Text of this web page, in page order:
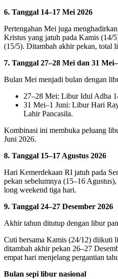
6. Tanggal 14–17 Mei 2026
Pertengahan Mei juga
Kristus yang jatuh pada Kamis (14/
(15/5). Ditambah akhir pekan, total
7. Tanggal 27–28 Mei dan 31
Bulan Mei menjadi bulan dengan
27–28 Mei: Libur Idul Adha
31 Mei–1 Juni: Libur Hari
Lahir Pancasila.
Kombinasi ini membuka peluang
Juni 2026.
8. Tanggal 15–17 Agustus 2026
Hari Kemerdekaan RI jatuh pada
pekan sebelumnya (15–16
long weekend tiga hari.
9. Tanggal 24–27 Desember 2026
Akhir tahun ditutup dengan libur
Cuti bersama Kamis (24/12) diikuti
ditambah akhir pekan 26–27
empat hari menjelang pergantian
Bulan sepi libur nasional